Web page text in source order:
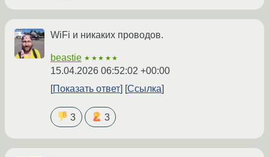
WiFi и никаких проводов.
beastie ★★★★★
15.04.2026 06:52:02 +00:00
Показать ответ
Ссылка
3 3